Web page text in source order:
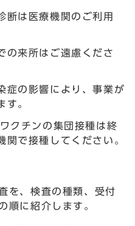
断は医療機関のご利用
の来所はご遠慮くださ
症の影響により、事業が
す。
クチンの集団接種は終
関で接種してください。
を、検査の種類、受付
順に紹介します。